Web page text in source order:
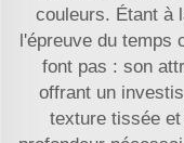
couleurs. Étant à
l'épreuve du temps
font pas : son
offrant un
texture tissée